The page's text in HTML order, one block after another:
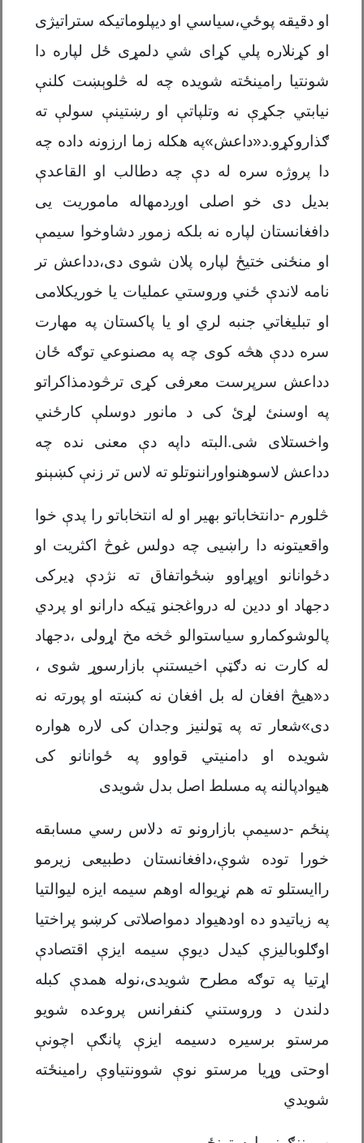
او دقیقه پوځي،سیاسي او دیپلوماتیکه ستراتیژی
او کړنلاره پلي کړای شي دلمړی ځل لپاره دا
شونتیا رامینځته شویده چه له څلوېښت کلنې
نیابتي جکړې نه وتلپاتې او رښتینې سولې ته
ګذاروکړو.د«داعش»په هکله زما ارزونه داده چه
دا پروژه سره له دې چه دطالب او القاعدې
بدیل دی خو اصلی اوږدمهاله ماموریت یی
دافغانستان لپاره نه بلکه زموږ دشاوخوا سیمې
او منځنی ختیځ لپاره پلان شوی دی،دداعش تر
نامه لاندې ځني وروستي عملیات یا خوریکلامی
او تبلیغاتي جنبه لري او یا پاکستان په مهارت
سره ددې هڅه کوی چه په مصنوعي توګه ځان
دداعش سرپرست معرفی کړی ترڅودمذاکراتو
په اوسنئ لړئ کی د مانور دوسلې کارځني
واخستلای شی.البته داپه دې معنی نده چه
دداعش لاسوهنواوراننوتلو ته لاس تر زنې کښېنو
څلورم -دانتخاباتو بهیر او له انتخاباتو را پدې خوا
واقعیتونه دا راښیی چه دولس غوڅ اکثریت او
دځوانانو اوپړاوو ښځواتفاق ته نژدې ډیرکی
دجهاد او ددین له درواغجنو ټیکه دارانو او پردي
پالوشوکمارو سیاستوالو څخه مخ اړولی ،دجهاد
له کارت نه دګټې اخیستنې بازارسوړ شوی ،
د«هیڅ افغان له بل افغان نه کښته او پورته نه
دی»شعار ته په ټولنیز وجدان کی لاره هواره
شویده او دامنیتي قواوو په ځوانانو کی
هیوادپالنه په مسلط اصل بدل شویدی
پنځم -دسیمې بازارونو ته دلاس رسي مسابقه
خورا توده شوې،دافغانستان دطبیعی زیرمو
راایستلو ته هم نړیواله اوهم سیمه ایزه لیوالتیا
په زیاتیدو ده اودهیواد دمواصلاتی کرښو پراختیا
اوګلوبالیزې کیدل دیوې سیمه ایزې اقتصادې
اړتیا په توګه مطرح شویدی،نوله همدې کبله
دلندن د وروستني کنفرانس پروعده شویو
مرستو برسیره دسیمه ایزې پانګې اچونې
اوحتی وړیا مرستو نوې شوونتیاوې رامینځته
شویدي